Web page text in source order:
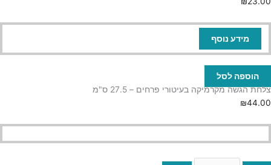
מידע נוסף
הוספה לסל
צלחת הגשה מקרמיקה בעיטורי פרחים – 27.5 ס"מ
₪44.00